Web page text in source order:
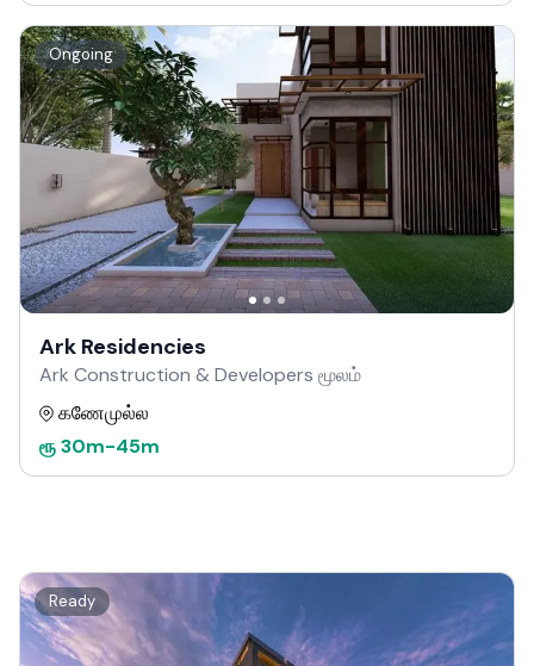
Ongoing
Ark Residencies
Ark Construction & Developers மூலம்
கணேமுல்ல
ரூ30m-45m
Ready